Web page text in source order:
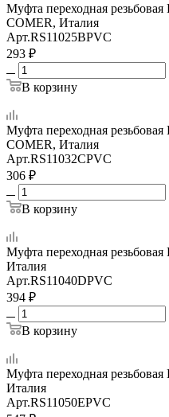
Муфта переходная
COMER, Италия
Арт.RS11025BPVC
293 ₽
В корзину
Муфта переходная
COMER, Италия
Арт.RS11032CPVC
306 ₽
В корзину
Муфта переходная
Италия
Арт.RS11040DPVC
394 ₽
В корзину
Муфта переходная
Италия
Арт.RS11050EPVC